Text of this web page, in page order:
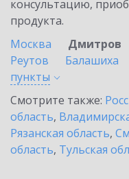
консультацию,
продукта.
Москва
Дмитров
Реутов
Балашиха
пункты
Смотрите также:
область,
Рязанская область,
область, Тульская